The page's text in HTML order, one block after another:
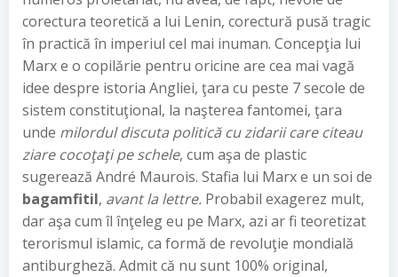
corectura teoretică a lui Lenin, corectură pusă tragic
în practică în imperiul cel mai inuman. Concepţia lui
Marx e o copilărie pentru oricine are cea mai vagă
idee despre istoria Angliei, ţara cu peste 7 secole de
sistem constituţional, la naşterea fantomei, ţara
unde milordul discuta politică cu zidarii care citeau
ziare cocoţaţi pe schele, cum aşa de plastic
sugerează André Maurois. Stafia lui Marx e un soi de
bagamfitil, avant la lettre. Probabil exagerez mult,
dar aşa cum îl înţeleg eu pe Marx, azi ar fi teoretizat
terorismul islamic, ca formă de revoluţie mondială
antiburgheză. Admit că nu sunt 100% original,